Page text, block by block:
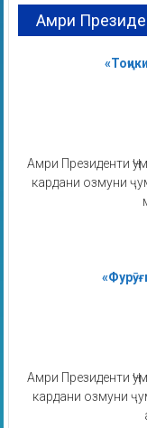
Амри
Амри Президенти
кардани озмуни
Амри Президенти
кардани озмуни